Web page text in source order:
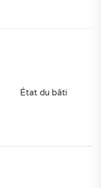
État du bâti